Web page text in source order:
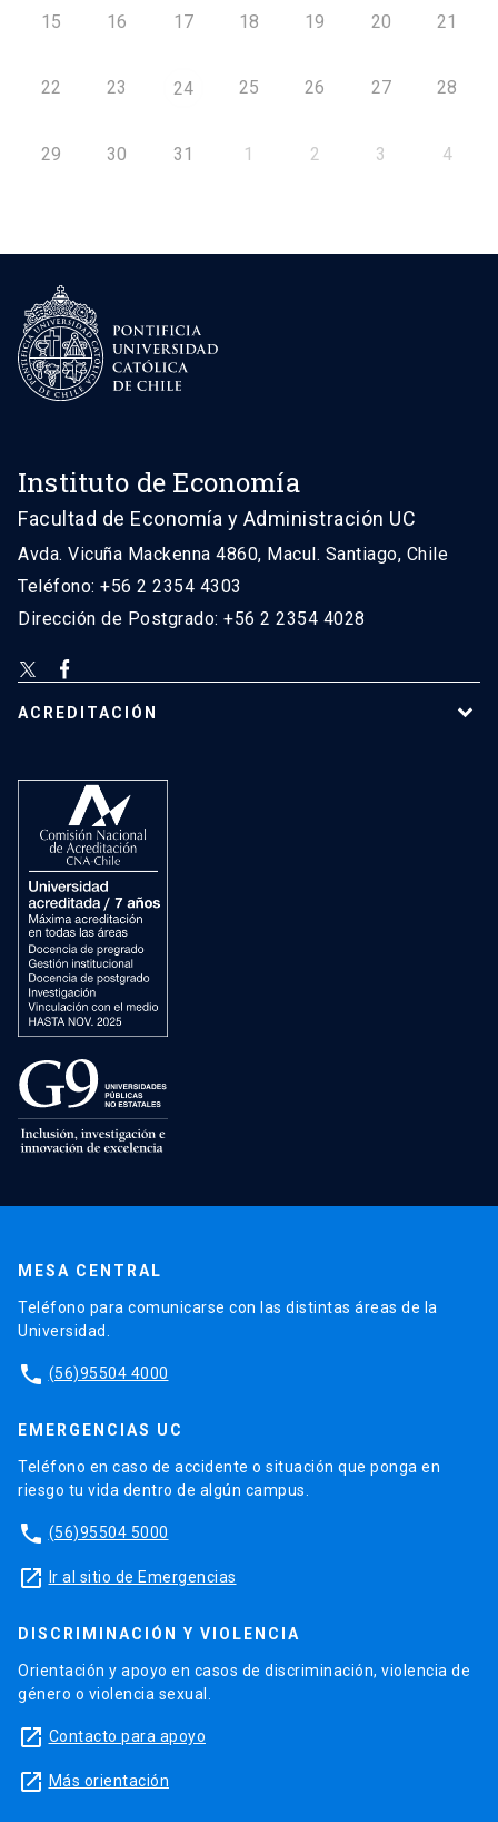
15 16 17 18 19 20 21
22 23 24 25 26 27 28
29 30 31 1 2 3 4
Instituto de Economía
Facultad de Economía y Administración UC
Avda. Vicuña Mackenna 4860, Macul. Santiago, Chile
Teléfono: +56 2 2354 4303
Dirección de Postgrado: +56 2 2354 4028
ACREDITACIÓN
MESA CENTRAL
Teléfono para comunicarse con las distintas áreas de la
Universidad.
phone (56)95504 4000
EMERGENCIAS UC
Teléfono en caso de accidente o situación que ponga en
riesgo tu vida dentro de algún campus.
phone (56)95504 5000
launch Ir al sitio de Emergencias
DISCRIMINACIÓN Y VIOLENCIA
Orientación y apoyo en casos de discriminación, violencia de
género o violencia sexual.
launch Contacto para apoyo
launch Más orientación